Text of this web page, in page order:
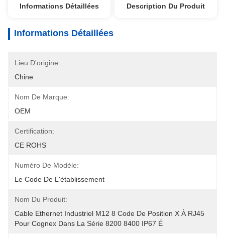
Informations Détaillées Description Du Produit
Informations Détaillées
Lieu D'origine:
Chine
Nom De Marque:
OEM
Certification:
CE ROHS
Numéro De Modèle:
Le Code De L'établissement
Nom Du Produit:
Cable Ethernet Industriel M12 8 Code De Position X À RJ45
Pour Cognex Dans La Série 8200 8400 IP67 É